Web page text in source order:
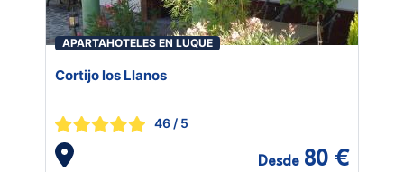
APARTAHOTELES EN LUQUE
Cortijo los Llanos
46 / 5
Desde 80 €